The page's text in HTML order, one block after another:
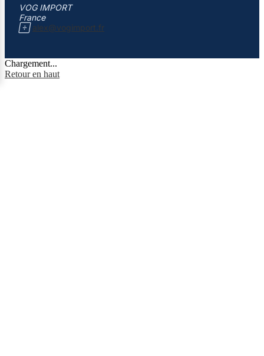
VOG IMPORT
France
 alex@vogimport.fr
Chargement...
Retour en haut